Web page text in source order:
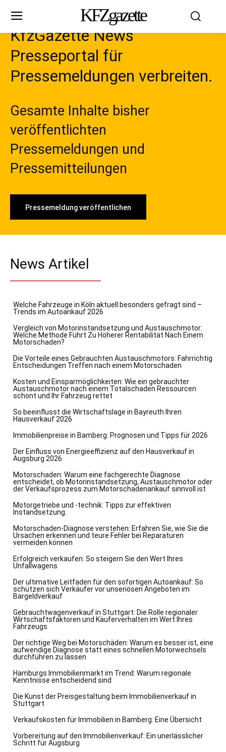
KFZgazette
KfzGazette News
Presseportal für
Pressemeldungen verbreiten.
Gesamte Inhalte bisher
veröffentlichten
Pressemeldungen und
Pressemitteilungen
Pressemeldung veröffentlichen
News Artikel
Welche Fahrzeuge in Köln aktuell besonders gefragt sind –
Trends im Autoankauf 2026
Vergleich von Motorinstandsetzung und Austauschmotor:
Welche Methode Führt Zu Höherer Rentabilität Nach Einem
Motorschaden?
Die Vorteile eines Gebrauchten Austauschmotors: Fahrrichtig
Entscheidungen Treffen nach einem Motorschaden
Kosten und Einsparmöglichkeiten: Wie ein gebrauchter
Austauschmotor nach einem Totalschaden Ressourcen
schont und Ihr Fahrzeug rettet
So beeinflusst die Wirtschaftslage in Bayreuth Ihren
Hausverkauf 2026
Immobilienpreise in Bamberg: Prognosen und Tipps für 2026
Der Einfluss von Energieeffizienz auf den Hausverkauf in
Augsburg 2026
Motorschaden: Warum eine fachgerechte Diagnose
entscheidet, ob Motorinstandsetzung, Austauschmotor oder
der Verkaufsprozess zum Motorschadenankauf sinnvoll ist
Motorgetriebe und -technik: Tipps zur effektiven
Instandsetzung.
Motorschaden-Diagnose verstehen: Erfahren Sie, wie Sie die
Ursachen erkennen und teure Fehler bei Reparaturen
vermeiden können
Erfolgreich verkaufen: So steigern Sie den Wert Ihres
Unfallwagens
Der ultimative Leitfaden für den sofortigen Autoankauf: So
schützen sich Verkäufer vor unseriösen Angeboten im
Bargeldverkauf
Gebrauchtwagenverkauf in Stuttgart: Die Rolle regionaler
Wirtschaftsfaktoren und Käuferverhalten im Wert Ihres
Fahrzeugs
Der richtige Weg bei Motorschäden: Warum es besser ist, eine
aufwendige Diagnose statt eines schnellen Motorwechsels
durchführen zu lassen
Hamburgs Immobilienmarkt im Trend: Warum regionale
Kenntnisse entscheidend sind
Die Kunst der Preisgestaltung beim Immobilienverkauf in
Stuttgart
Verkaufskosten für Immobilien in Bamberg: Eine Übersicht
Vorbereitung auf den Immobilienverkauf: Ein unerlässlicher
Schritt für Augsburg